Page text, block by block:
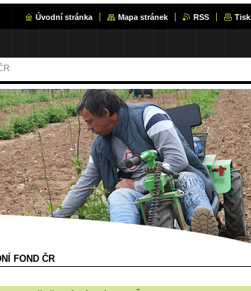
Úvodní stránka Mapa stránek RSS Tisk
FOND ČR